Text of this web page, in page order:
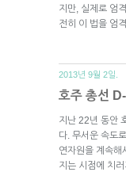
지만, 실제로 엄
전히 이 법을 엄
2013년 9월 2일.
호주 총선
지난 22년 동안
다. 무서운 속도
연자원을 계속해
지는 시점에 치